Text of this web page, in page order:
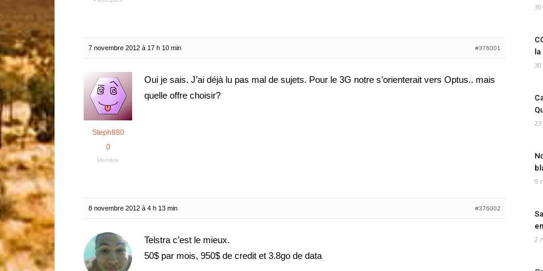
7 novembre 2012 à 17 h 10 min #376001
Steph880
0
Membre
Oui je sais. J’ai déjà lu pas mal de sujets. Pour le 3G notre s’orienterait vers Optus.. mais
quelle offre choisir?
8 novembre 2012 à 4 h 13 min #376002
Telstra c’est le mieux.
50$ par mois, 950$ de credit et 3.8go de data
9
2